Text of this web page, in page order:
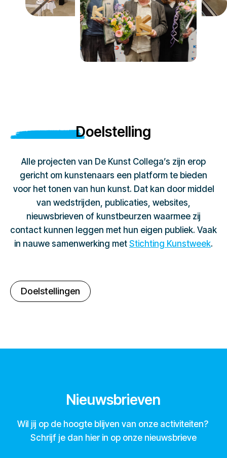
Doelstelling
Alle projecten van De Kunst Collega’s zijn erop
gericht om kunstenaars een platform te bieden
voor het tonen van hun kunst. Dat kan door middel
van wedstrijden, publicaties, websites,
nieuwsbrieven of kunstbeurzen waarmee zij
contact kunnen leggen met hun eigen publiek. Vaak
in nauwe samenwerking met Stichting Kunstweek.
Doelstellingen
Nieuwsbrieven
Wil jij op de hoogte blijven van onze activiteiten?
Schrijf je dan hier in op onze nieuwsbrieve